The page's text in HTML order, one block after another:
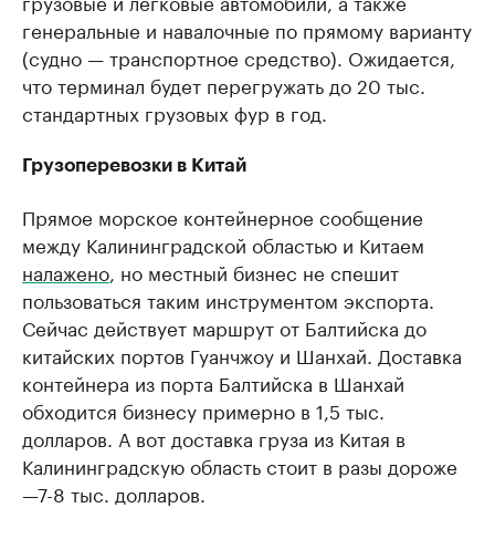
генеральные и навалочные по прямому варианту
(судно — транспортное средство). Ожидается,
что терминал будет перегружать до 20 тыс.
стандартных грузовых фур в год.
Грузоперевозки в Китай
Прямое морское контейнерное сообщение
между Калининградской областью и Китаем
налажено , но местный бизнес не спешит
пользоваться таким инструментом экспорта.
Сейчас действует маршрут от Балтийска до
китайских портов Гуанчжоу и Шанхай. Доставка
контейнера из порта Балтийска в Шанхай
обходится бизнесу примерно в 1,5 тыс.
долларов. А вот доставка груза из Китая в
Калининградскую область стоит в разы дороже
—7-8 тыс. долларов.